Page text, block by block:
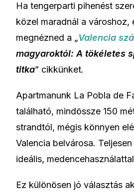
Ha tengerparti pihenést
közel maradnál a városhoz,
megnézned a „Valencia
magyaroktól: A tökéletes
titka” cikkünket.
Apartmanunk La Pobla de
található, mindössze 150
strandtól, mégis könnyen
Valencia belvárosa.
ideális,
Ez különösen jó választás